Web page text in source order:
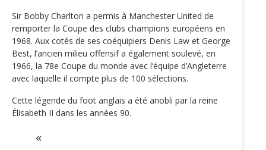
Sir Bobby Charlton a permis à Manchester United de
remporter la Coupe des clubs champions européens en
1968. Aux cotés de ses coéquipiers Denis Law et George
Best, l’ancien milieu offensif a également soulevé, en
1966, la 78e Coupe du monde avec l‘équipe d’Angleterre
avec laquelle il compte plus de 100 sélections.
Cette légende du foot anglais a été anobli par la reine
Élisabeth II dans les années 90.